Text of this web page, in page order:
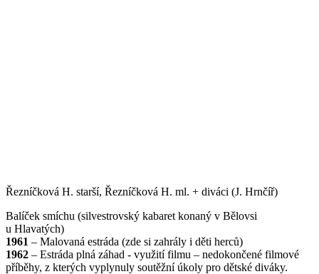
Řezníčková H. starší, Řezníčková H. ml. + diváci (J. Hrnčíř)
Balíček smíchu (silvestrovský kabaret konaný v Bělovsi
u Hlavatých)
1961 – Malovaná estráda (zde si zahrály i děti herců)
1962 – Estráda plná záhad - využití filmu – nedokončené filmové
příběhy, z kterých vyplynuly soutěžní úkoly pro dětské diváky.